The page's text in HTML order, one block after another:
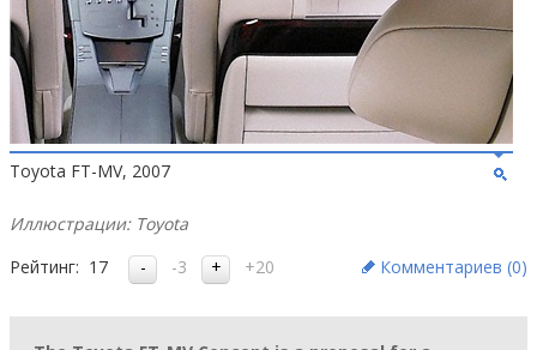
Toyota FT-MV, 2007
Иллюстрации: Toyota
Рейтинг: 17 -3 +20 Комментариев (0)